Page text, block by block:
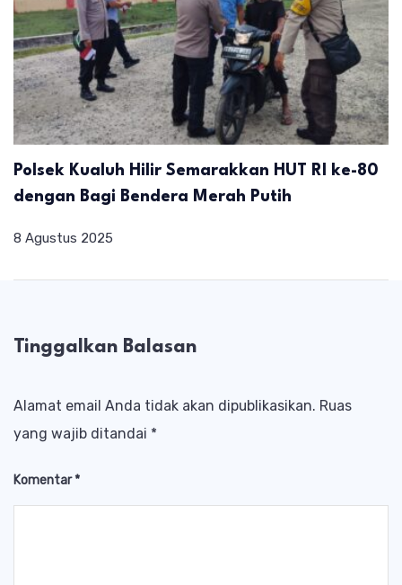
Polsek Kualuh Hilir Semarakkan HUT RI ke-80
dengan Bagi Bendera Merah Putih
8 Agustus 2025
Tinggalkan Balasan
Alamat email Anda tidak akan dipublikasikan. Ruas
yang wajib ditandai *
Komentar*